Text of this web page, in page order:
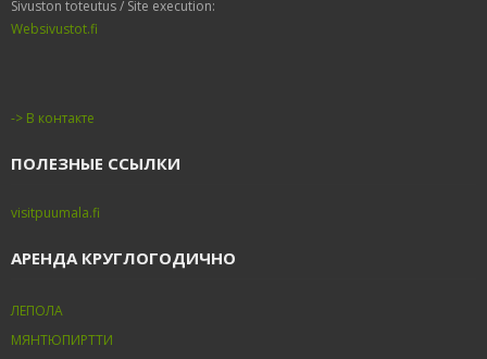
Sivuston toteutus / Site execution:
Websivustot.fi
-> В контакте
ПОЛЕЗНЫЕ ССЫЛКИ
visitpuumala.fi
АРЕНДА КРУГЛОГОДИЧНО
ЛЕПОЛА
МЯНТЮПИРТТИ